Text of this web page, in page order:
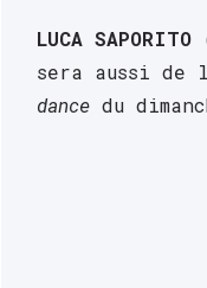
LUCA SAPORITO
sera aussi de
dance du